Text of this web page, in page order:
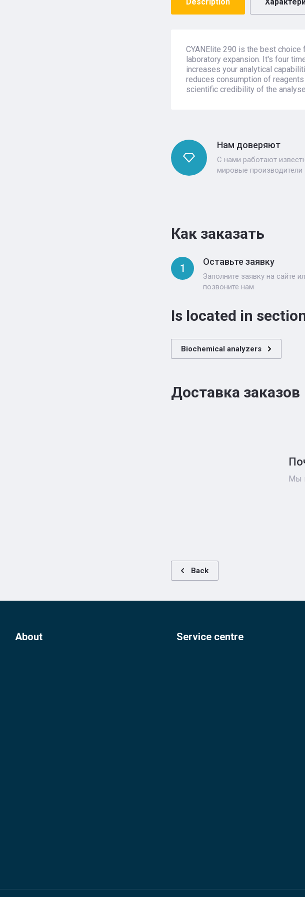
CYANElite 290 is the best choice
laboratory expansion. It's four
increases your analytical
reduces consumption of
scientific credibility of the
Нам доверяют
С нами работают
мировые производители
Как заказать
1
Оставьте заявку
Заполните заявку на сайте
позвоните нам
Is located in
Biochemical analyzers
Доставка заказов
Мы
Back
About Service centre